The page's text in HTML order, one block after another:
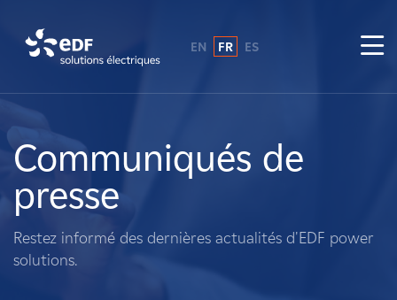
A propos de nous
Ce que nous faisons
Propriétaires fonciers
EN FR ES
Communiqués de
presse
Restez informé des dernières actualités d'EDF power
solutions.